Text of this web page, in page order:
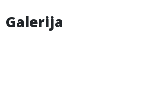
Galerija